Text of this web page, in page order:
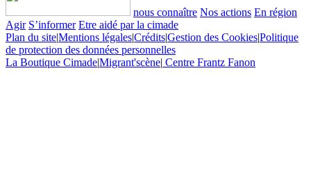
nous connaître Nos actions En région
Agir S’informer Etre aidé par la cimade
Plan du site|Mentions légales|Crédits|Gestion des Cookies|Politique
de protection des données personnelles
La Boutique Cimade|Migrant'scène| Centre Frantz Fanon